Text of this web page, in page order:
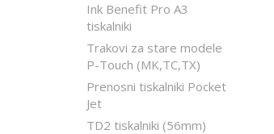
Ink Benefit Pro A3
tiskalniki
Trakovi za stare modele
P-Touch (MK,TC,TX)
Prenosni tiskalniki Pocket
Jet
TD2 tiskalniki (56mm)